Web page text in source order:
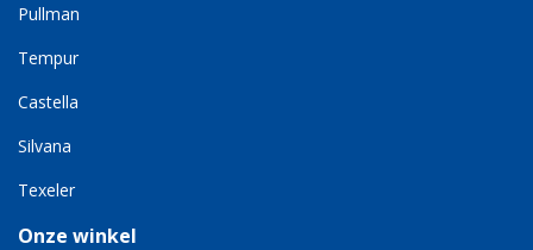
Pullman
Tempur
Castella
Silvana
Texeler
Onze winkel